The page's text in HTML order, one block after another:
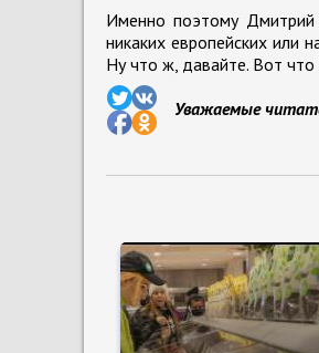
Именно поэтому
никаких европейских или
Ну что ж, давайте. Вот что
Уважаемые